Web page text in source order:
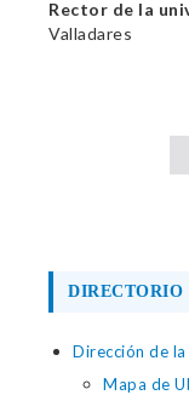
Rector de la
Valladares
DIRECTORIO
Dirección de
Mapa de